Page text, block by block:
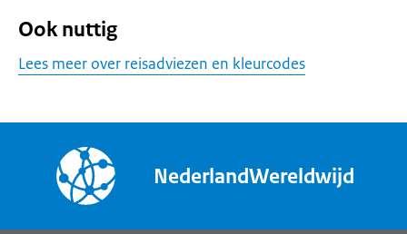
Ook nuttig
Lees meer over reisadviezen en kleurcodes
NederlandWereldwijd